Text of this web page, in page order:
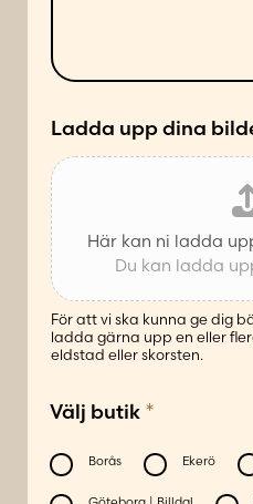
t
*
d
e
Ladda upp dina
Här kan ni ladda
Du kan ladda
För att vi ska kunna ge dig
ladda gärna upp en eller
eldstad eller skorsten.
Välj butik *
Borås Ekerö